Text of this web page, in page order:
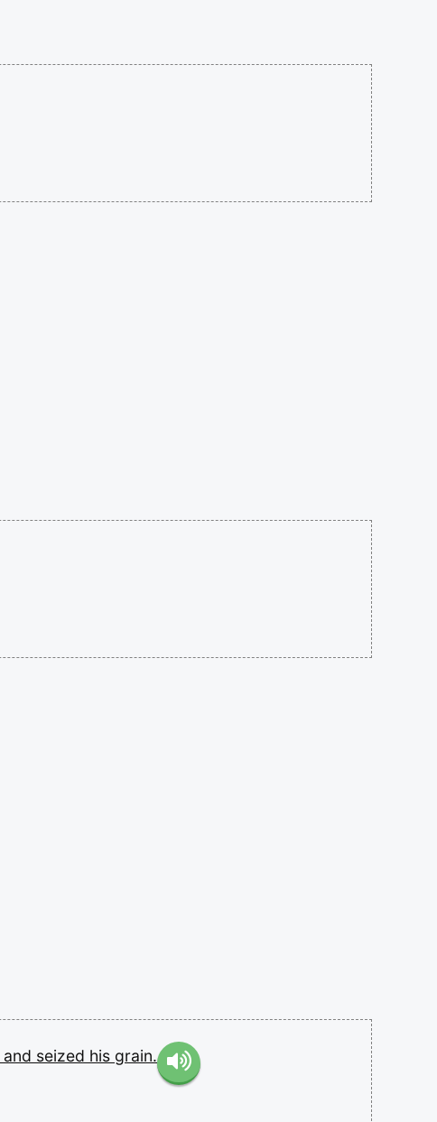
and seized his grain.